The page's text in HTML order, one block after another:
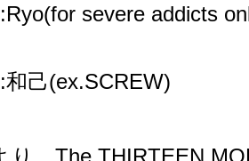
severe addicts
己(ex.SCREW)